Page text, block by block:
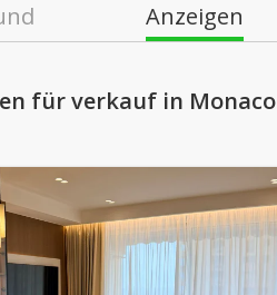
Anzeigen
für verkauf in Monaco